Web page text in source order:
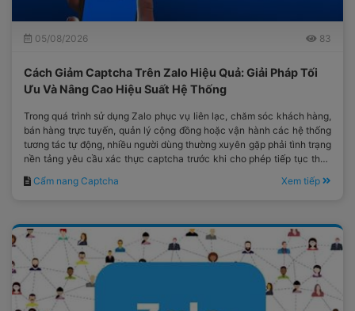
05/08/2026 83
Cách Giảm Captcha Trên Zalo Hiệu Quả: Giải Pháp Tối
Ưu Và Nâng Cao Hiệu Suất Hệ Thống
Trong quá trình sử dụng Zalo phục vụ liên lạc, chăm sóc khách hàng,
bán hàng trực tuyến, quản lý cộng đồng hoặc vận hành các hệ thống
tương tác tự động, nhiều người dùng thường xuyên gặp phải tình trạng
nền tảng yêu cầu xác thực captcha trước khi cho phép tiếp tục thực
hiện thao tác.
Cẩm nang Captcha Xem tiếp